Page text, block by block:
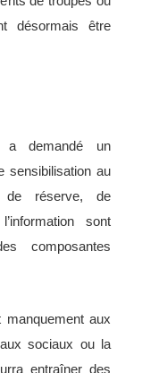
désormais être
a demandé un
sensibilisation au
de réserve, de
sont
composantes
aux
sociaux ou la
entraîner des